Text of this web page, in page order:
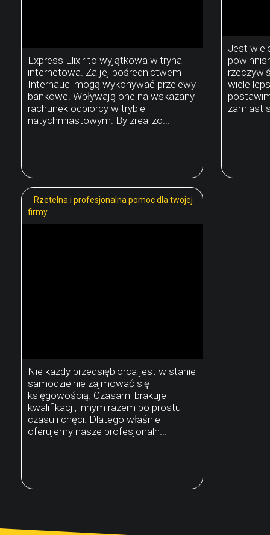
Express Elixir to wyjątkowa witryna
internetowa. Za jej pośrednictwem
Internauci mogą wykonywać przelewy
bankowe. Wpływają one na wskazany
rachunek odbiorcy w trybie
natychmiastowym. By zrealizo...
Jest
wiele
zamiast
Rzetelna i profesjonalna pomoc dla twojej
firmy
Nie każdy przedsiębiorca jest w stanie
samodzielnie zajmować się
księgowością. Czasami brakuje
kwalifikacji, innym razem po prostu
czasu i chęci. Dlatego właśnie
oferujemy nasze profesjonaln...